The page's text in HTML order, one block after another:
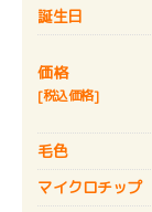
誕生日
価格
[税込価格]
毛色
マイクロチップ